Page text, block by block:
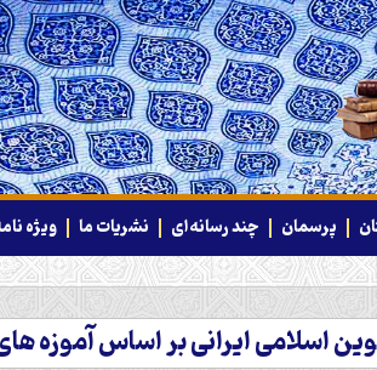
پرسمان چند رسانه‌ای نشریات ما ویژه
ایرانی بر اساس آموزه